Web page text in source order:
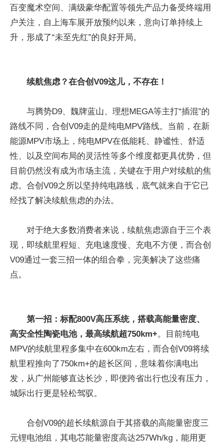
百变魔术空间、满级豪华配置等领先产品力备受终端用
户关注，自上海车展开放预约以来，意向订单持续上
升，形成了“未至先红”的良好开局。
续航焦虑？在合创V09这儿，不存在！
与腾势D9、魏牌蓝山、理想MEGA等主打“插混”的
路线不同，合创V09走的是纯电MPV路线。当前，在新
能源MPV市场上，纯电MPV在低能耗、静谧性、舒适
性、以及空间布局的灵活性等多个维度都更具优势，但
目前仍然没有成为市场主流，关键在于用户对续航的焦
虑。合创V09之所以坚持纯电路线，底气就来自于它已
经找了解决续航焦虑的办法。
对于绝大多数消费者来说，续航焦虑源自于三个表
现，即续航里程短、充电速度慢、充电不方便，而合创
V09通过一套三招一体的组合拳，完美解决了这些痛
点。
第一招：标配800V高压系统，搭载高能量密度、
高安全性陶瓷电池，最高续航超750km+。目前纯电
MPV的续航里程多集中在600km左右，而合创V09将续
航里程推向了750km+的超长区间，意味着你满电出
发，从广州能够直达长沙，即便跨省出行也没有压力，
城际出行更是轻松驾驭。
合创V09的超长续航源自于其搭载的高能量密度三
元锂电池组，其电芯能量密度高达257Wh/kg，能用更